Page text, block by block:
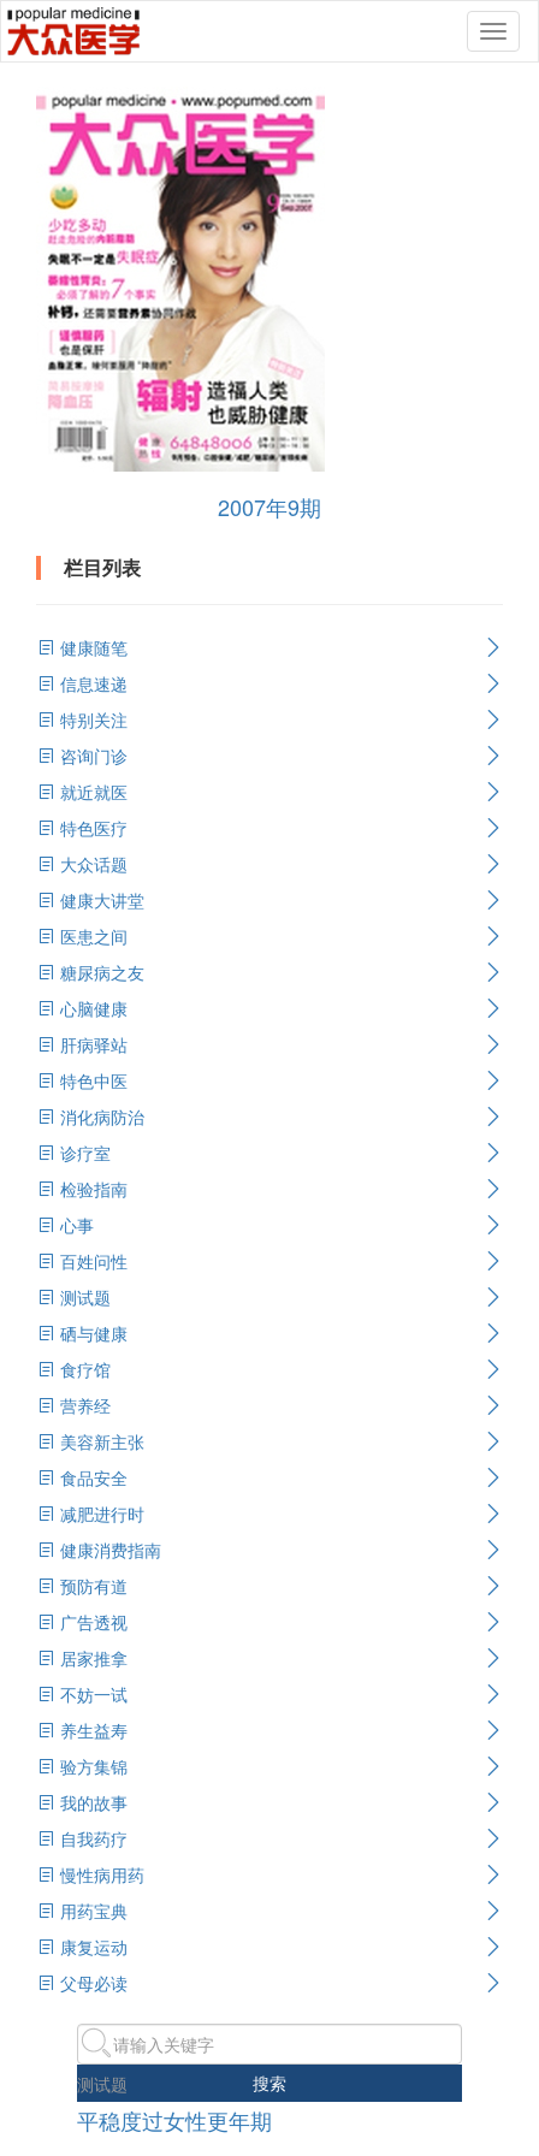
2007年9期
栏目列表
健康随笔
信息速递
特别关注
咨询门诊
就近就医
特色医疗
大众话题
健康大讲堂
医患之间
糖尿病之友
心脑健康
肝病驿站
特色中医
消化病防治
诊疗室
检验指南
心事
百姓问性
测试题
硒与健康
食疗馆
营养经
美容新主张
食品安全
减肥进行时
健康消费指南
预防有道
广告透视
居家推拿
不妨一试
养生益寿
验方集锦
我的故事
自我药疗
慢性病用药
用药宝典
康复运动
父母必读
搜索
测试题
平稳度过女性更年期